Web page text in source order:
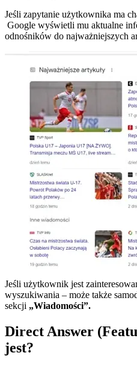
Jeśli zapytanie użytkownika ma
Google wyświetli mu aktualne
odnośników do najważniejszych
Jeśli użytkownik jest
wyszukiwania – może także
sekcji „Wiadomości”.
Direct Answer
jest?